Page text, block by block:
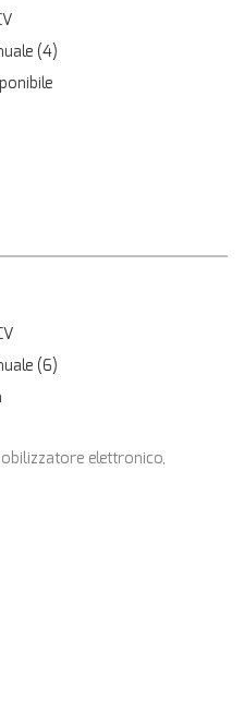
(4)
(6)
elettronico,